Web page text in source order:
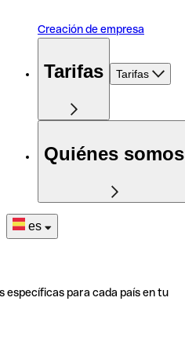
Creación de empresa
Tarifas Tarifas
Quiénes somos
es
específicas para cada país en tu